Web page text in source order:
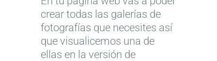
crear todas las galerías de
fotografías que necesites así
que visualicemos una de
ellas en la versión de